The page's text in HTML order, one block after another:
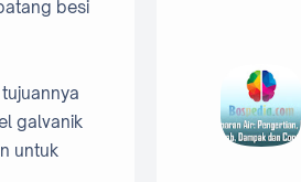
besi
galvanik
untuk